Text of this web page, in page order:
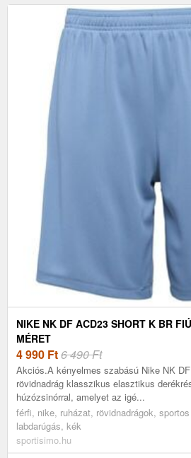
NIKE NK DF ACD23 SHORT K BR
MÉRET
4 990 Ft6 490 Ft
Akciós.A kényelmes szabású Nike NK
rövidnadrág klasszikus elasztikus
húzózsinórral, amelyet az igé...
férfi, nike, ruházat, rövidnadrágok,
labdarúgás, kék
sportisimo.hu